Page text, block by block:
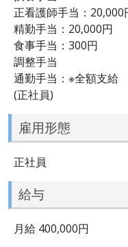
正看護師手当：20,000
精勤手当：20,000円
食事手当：300円
調整手当
通勤手当：※全額支給
(正社員)
雇用形態
正社員
給与
月給 400,000円